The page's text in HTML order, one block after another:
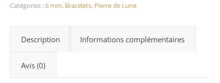
Catégories :6 mm, Bracelets, Pierre de Lune
Description Informations complémentaires
Avis (0)